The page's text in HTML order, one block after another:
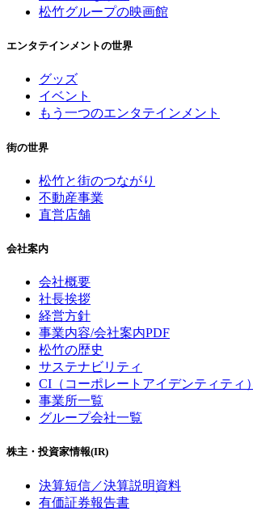
松竹グループの映画館
エンタテインメントの世界
グッズ
イベント
もう一つのエンタテインメント
街の世界
松竹と街のつながり
不動産事業
直営店舗
会社案内
会社概要
社長挨拶
経営方針
事業内容/会社案内PDF
松竹の歴史
サステナビリティ
CI（コーポレートアイデンティティ）
事業所一覧
グループ会社一覧
株主・投資家情報(IR)
決算短信／決算説明資料
有価証券報告書